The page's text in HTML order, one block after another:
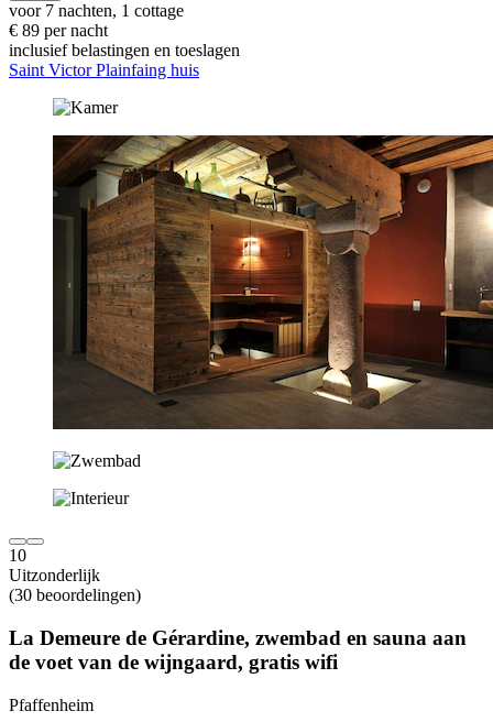
voor 7 nachten, 1 cottage
€ 89 per nacht
inclusief belastingen en toeslagen
Saint Victor Plainfaing huis
10
Uitzonderlijk
(30 beoordelingen)
La Demeure de Gérardine, zwembad en sauna aan
de voet van de wijngaard, gratis wifi
Pfaffenheim